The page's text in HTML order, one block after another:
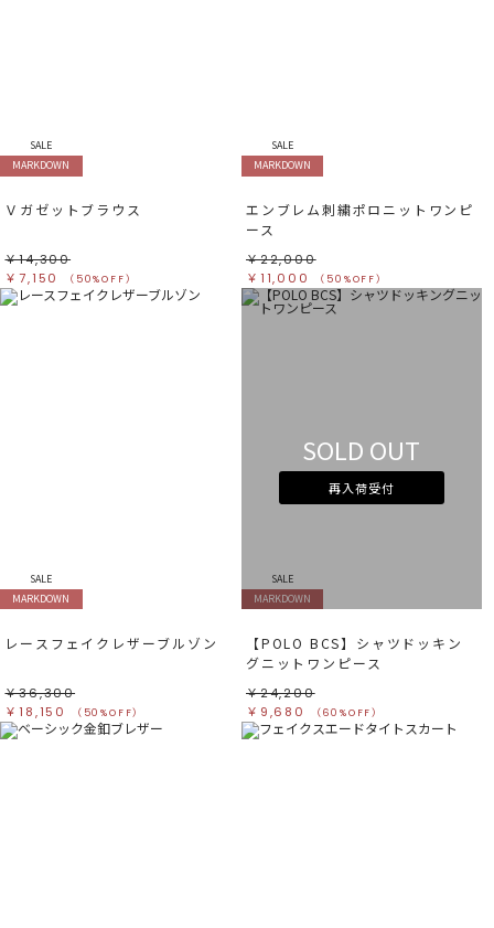
SALE
MARKDOWN
Ｖガゼットブラウス
￥14,300
￥7,150
（50%OFF）
SALE
MARKDOWN
エンブレム刺繍ポロニットワンピ
ース
￥22,000
￥11,000
（50%OFF）
SALE
MARKDOWN
レースフェイクレザーブルゾン
￥36,300
￥18,150
（50%OFF）
SOLD OUT
再入荷受付
SALE
MARKDOWN
【POLO BCS】シャツドッキン
グニットワンピース
￥24,200
￥9,680
（60%OFF）